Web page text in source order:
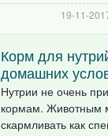
19-11-
Корм для
домашних
Нутрии не очень
кормам. Животным
скармливать как